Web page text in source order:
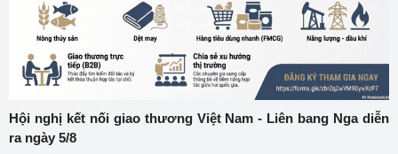
Hội nghị kết nối giao thương Việt Nam - Liên bang Nga diễn
ra ngày 5/8